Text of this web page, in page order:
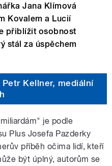
Jana Klímová
Kovalem a Lucií
přiblížit osobnost
stál za úspěchem
Kellner, mediální
je podle
Plus Josefa Pazderky
příběh očima lidí, kteří
být úplný, autorům se